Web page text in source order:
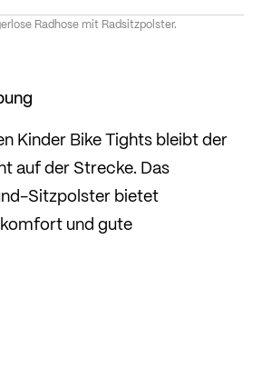
Radhose mit Radsitzpolster.
Kinder Bike Tights bleibt der
auf der Strecke. Das
Sitzpolster bietet
und gute